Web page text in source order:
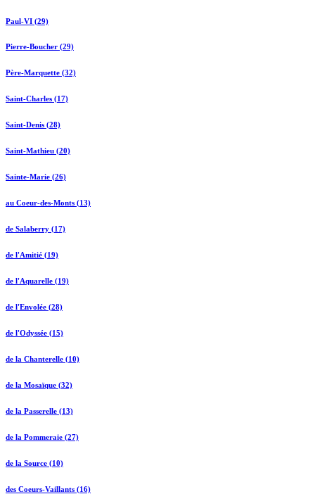
Paul-VI (29)
Pierre-Boucher (29)
Père-Marquette (32)
Saint-Charles (17)
Saint-Denis (28)
Saint-Mathieu (20)
Sainte-Marie (26)
au Coeur-des-Monts (13)
de Salaberry (17)
de l'Amitié (19)
de l'Aquarelle (19)
de l'Envolée (28)
de l'Odyssée (15)
de la Chanterelle (10)
de la Mosaïque (32)
de la Passerelle (13)
de la Pommeraie (27)
de la Source (10)
des Coeurs-Vaillants (16)